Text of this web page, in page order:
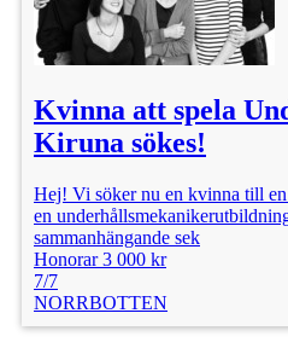
Alder: 30 - 50 år
Honorar: 2 000 kr
Kvinna att spela
Kiruna sökes!
Hej! Vi söker nu en kvinna till
en
sammanhängande sek
Honorar 3 000 kr
7/7
NORRBOTTEN